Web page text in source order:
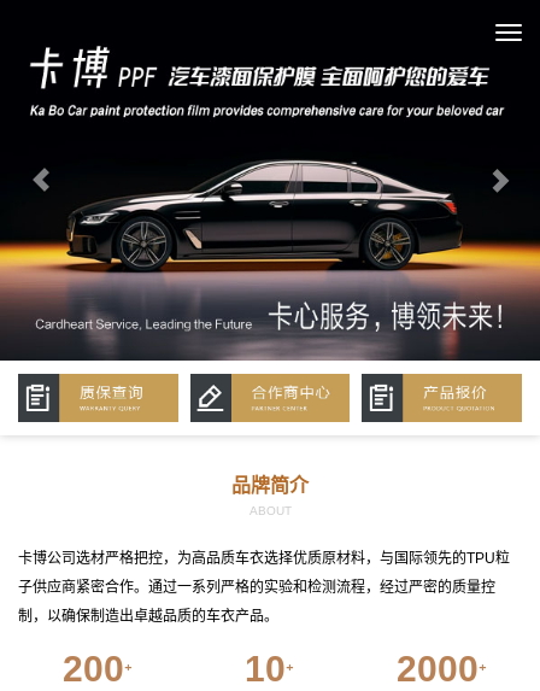
切
品牌简介
ABOUT
卡博公司选材严格把控，为高品质车衣选择优质原材料，与国际领先的TPU粒
子供应商紧密合作。通过一系列严格的实验和检测流程，经过严密的质量控
制，以确保制造出卓越品质的车衣产品。
200⁺ 10⁺ 2000⁺